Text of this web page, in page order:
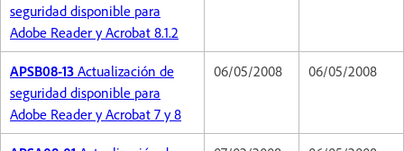
seguridad disponible para
Adobe Reader y Acrobat 8.1.2
APSB08-13 Actualización de
seguridad disponible para
Adobe Reader y Acrobat 7 y 8
06/05/2008 06/05/2008